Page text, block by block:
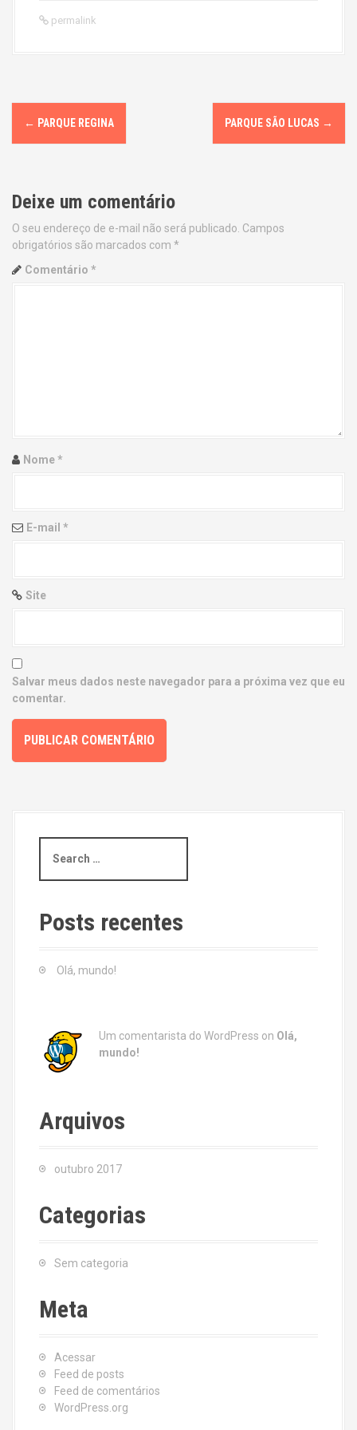
permalink
P
o
t
n
a
i
n
← PARQUE REGINA PARQUE SÃO LUCAS →
Deixe um comentário
O seu endereço de e-mail não será publicado. Campos
obrigatórios são marcados com *
Comentário *
Nome*
E-mail *
Site
Salvar meus dados neste navegador para a próxima vez que eu
comentar.
a
c
h
Posts recentes
Olá, mundo!
Um comentarista do WordPress on Olá,
mundo!
Arquivos
outubro 2017
Categorias
Sem categoria
Meta
Acessar
Feed de posts
Feed de comentários
WordPress.org